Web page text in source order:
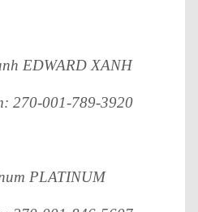
EDWARD XANH
270-001-789-3920
PLATINUM